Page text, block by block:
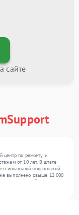
сайте
центр по ремонту и
от 10 лет. В штате
подготовкой.
выполнено свыше 12 000
300 обращений, включая , ,
высокое качество